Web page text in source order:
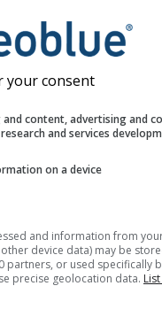
your consent
content, advertising and
and services
on a device
and information from
device data) may be
partners, or used specifically
precise geolocation data.